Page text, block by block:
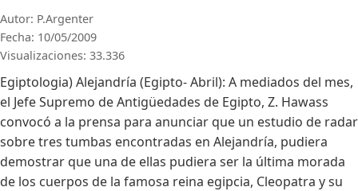
Autor: P.Argenter
Fecha: 10/05/2009
Visualizaciones: 33.336
Egiptologia) Alejandría (Egipto- Abril): A mediados del mes,
el Jefe Supremo de Antigüedades de Egipto, Z. Hawass
convocó a la prensa para anunciar que un estudio de radar
sobre tres tumbas encontradas en Alejandría, pudiera
demostrar que una de ellas pudiera ser la última morada
de los cuerpos de la famosa reina egipcia, Cleopatra y su